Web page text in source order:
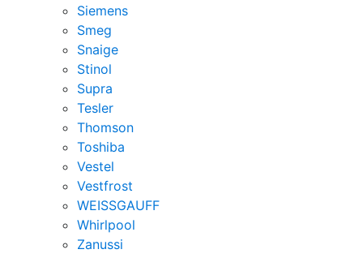
Siemens
Smeg
Snaige
Stinol
Supra
Tesler
Thomson
Toshiba
Vestel
Vestfrost
WEISSGAUFF
Whirlpool
Zanussi